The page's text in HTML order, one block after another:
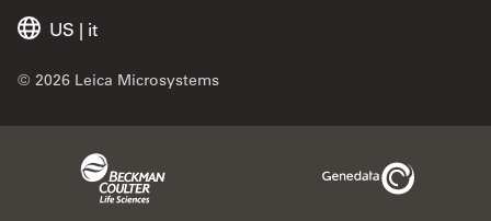
US | it
© 2026 Leica Microsystems
Genedata Link